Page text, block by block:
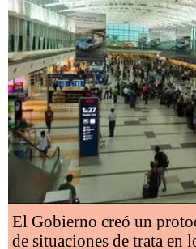
El Gobierno creó un
de situaciones de trata en